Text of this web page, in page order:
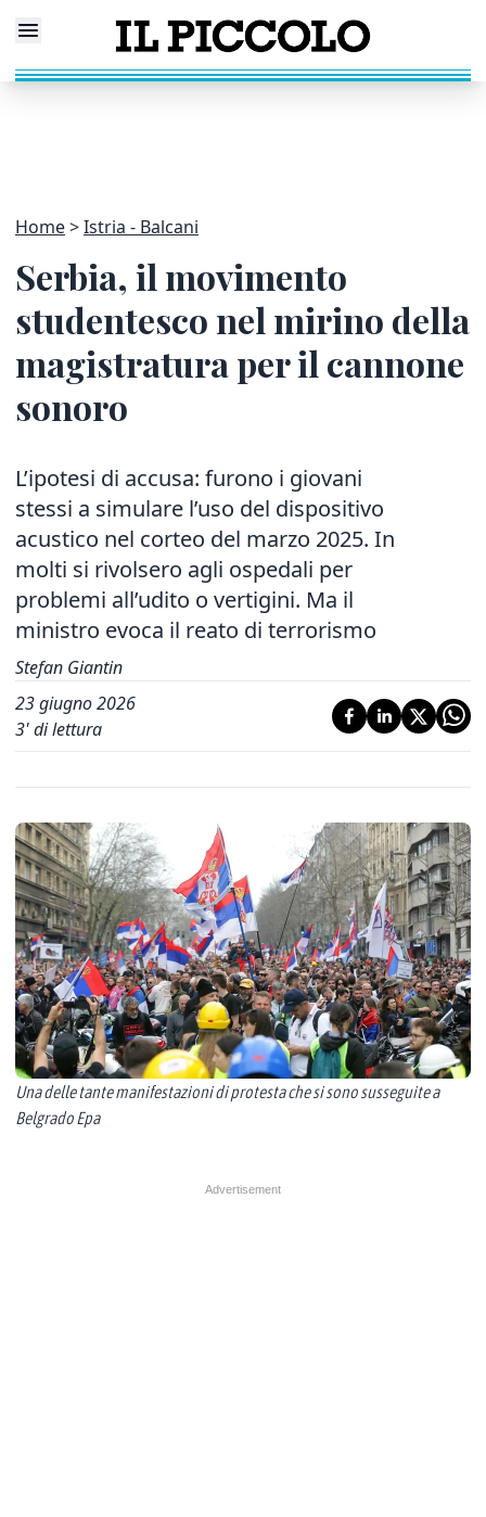
Home Istria - Balcani
Serbia, il movimento
studentesco nel mirino della
magistratura per il cannone
sonoro
L’ipotesi di accusa: furono i giovani
stessi a simulare l’uso del dispositivo
acustico nel corteo del marzo 2025. In
molti si rivolsero agli ospedali per
problemi all’udito o vertigini. Ma il
ministro evoca il reato di terrorismo
Stefan Giantin
23 giugno 2026
3' di lettura
Una delle tante manifestazioni di protesta che si sono susseguite a
Belgrado Epa